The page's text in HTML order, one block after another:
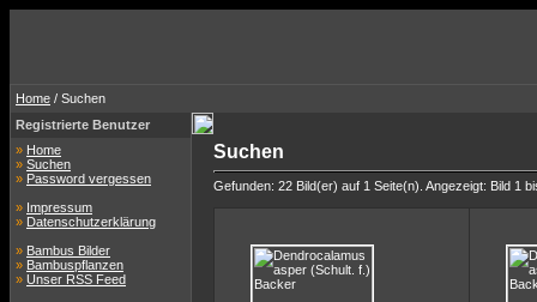
Home / Suchen
Registrierte Benutzer
» Home
» Suchen
» Password vergessen
» Impressum
» Datenschutzerklärung
» Bambus Bilder
» Bambuspflanzen
» Unser RSS Feed
Suchen
Gefunden: 22 Bild(er) auf 1 Seite(n). Angezeigt: Bild 1